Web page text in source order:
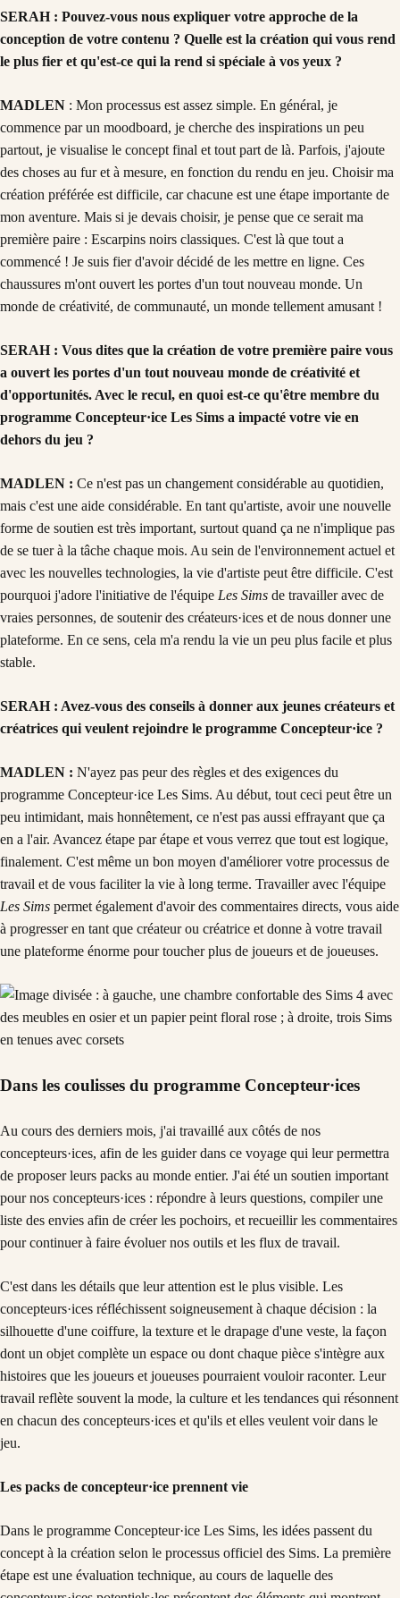
SERAH : Pouvez-vous nous expliquer votre approche de la
conception de votre contenu ? Quelle est la création qui vous rend
le plus fier et qu'est-ce qui la rend si spéciale à vos yeux ?
MADLEN : Mon processus est assez simple. En général, je
commence par un moodboard, je cherche des inspirations un peu
partout, je visualise le concept final et tout part de là. Parfois, j'ajoute
des choses au fur et à mesure, en fonction du rendu en jeu. Choisir ma
création préférée est difficile, car chacune est une étape importante de
mon aventure. Mais si je devais choisir, je pense que ce serait ma
première paire : Escarpins noirs classiques. C'est là que tout a
commencé ! Je suis fier d'avoir décidé de les mettre en ligne. Ces
chaussures m'ont ouvert les portes d'un tout nouveau monde. Un
monde de créativité, de communauté, un monde tellement amusant !
SERAH : Vous dites que la création de votre première paire vous
a ouvert les portes d'un tout nouveau monde de créativité et
d'opportunités. Avec le recul, en quoi est-ce qu'être membre du
programme Concepteur·ice Les Sims a impacté votre vie en
dehors du jeu ?
MADLEN : Ce n'est pas un changement considérable au quotidien,
mais c'est une aide considérable. En tant qu'artiste, avoir une nouvelle
forme de soutien est très important, surtout quand ça ne n'implique pas
de se tuer à la tâche chaque mois. Au sein de l'environnement actuel et
avec les nouvelles technologies, la vie d'artiste peut être difficile. C'est
pourquoi j'adore l'initiative de l'équipe Les Sims de travailler avec de
vraies personnes, de soutenir des créateurs·ices et de nous donner une
plateforme. En ce sens, cela m'a rendu la vie un peu plus facile et plus
stable.
SERAH : Avez-vous des conseils à donner aux jeunes créateurs et
créatrices qui veulent rejoindre le programme Concepteur·ice ?
MADLEN : N'ayez pas peur des règles et des exigences du
programme Concepteur·ice Les Sims. Au début, tout ceci peut être un
peu intimidant, mais honnêtement, ce n'est pas aussi effrayant que ça
en a l'air. Avancez étape par étape et vous verrez que tout est logique,
finalement. C'est même un bon moyen d'améliorer votre processus de
travail et de vous faciliter la vie à long terme. Travailler avec l'équipe
Les Sims permet également d'avoir des commentaires directs, vous aide
à progresser en tant que créateur ou créatrice et donne à votre travail
une plateforme énorme pour toucher plus de joueurs et de joueuses.
Dans les coulisses du programme Concepteur·ices
Au cours des derniers mois, j'ai travaillé aux côtés de nos
concepteurs·ices, afin de les guider dans ce voyage qui leur permettra
de proposer leurs packs au monde entier. J'ai été un soutien important
pour nos concepteurs·ices : répondre à leurs questions, compiler une
liste des envies afin de créer les pochoirs, et recueillir les commentaires
pour continuer à faire évoluer nos outils et les flux de travail.
C'est dans les détails que leur attention est le plus visible. Les
concepteurs·ices réfléchissent soigneusement à chaque décision : la
silhouette d'une coiffure, la texture et le drapage d'une veste, la façon
dont un objet complète un espace ou dont chaque pièce s'intègre aux
histoires que les joueurs et joueuses pourraient vouloir raconter. Leur
travail reflète souvent la mode, la culture et les tendances qui résonnent
en chacun des concepteurs·ices et qu'ils et elles veulent voir dans le
jeu.
Les packs de concepteur·ice prennent vie
Dans le programme Concepteur·ice Les Sims, les idées passent du
concept à la création selon le processus officiel des Sims. La première
étape est une évaluation technique, au cours de laquelle des